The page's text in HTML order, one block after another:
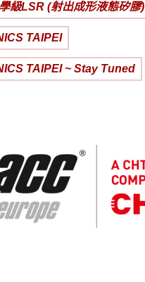
級LSR (射出成形液態矽膠)
TAIPEI
TAIPEI ~ Stay Tuned